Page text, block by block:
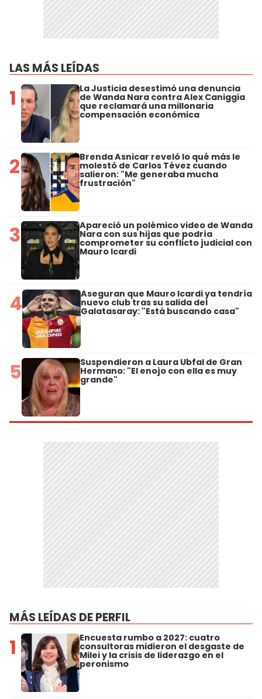
LAS MÁS LEÍDAS
1 La Justicia desestimó una denuncia
de Wanda Nara contra Alex Caniggia
que reclamará una millonaria
compensación económica
2 Brenda Asnicar reveló lo qué más le
molestó de Carlos Tévez cuando
salieron: "Me generaba mucha
frustración"
3 Apareció un polémico video de Wanda
Nara con sus hijas que podría
comprometer su conflicto judicial con
Mauro Icardi
4 Aseguran que Mauro Icardi ya tendría
nuevo club tras su salida del
Galatasaray: "Está buscando casa"
5 Suspendieron a Laura Ubfal de Gran
Hermano: "El enojo con ella es muy
grande"
MÁS LEÍDAS DE PERFIL
1 Encuesta rumbo a 2027: cuatro
consultoras midieron el desgaste de
Milei y la crisis de liderazgo en el
peronismo